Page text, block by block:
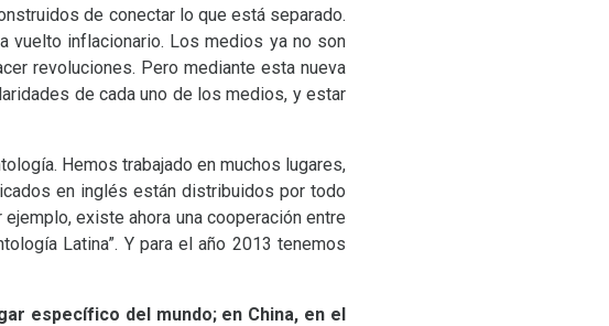
de conectar lo que está separado.
vuelto inflacionario. Los medios ya no son
revoluciones. Pero mediante esta nueva
de cada uno de los medios, y estar
Hemos trabajado en muchos lugares,
en inglés están distribuidos por todo
existe ahora una cooperación entre
Latina”. Y para el año 2013 tenemos
específico del mundo; en China, en el